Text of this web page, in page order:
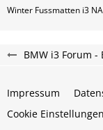
Winter Fussmatten i3
BMW i3 Forum -
Impressum
Cookie Einstellungen